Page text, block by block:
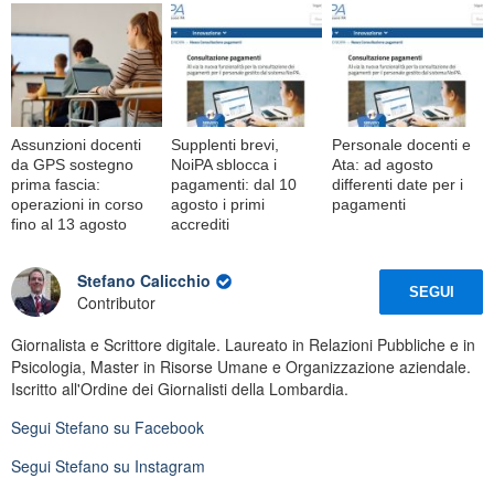
Assunzioni docenti
da GPS sostegno
prima fascia:
operazioni in corso
fino al 13 agosto
Supplenti brevi,
NoiPA sblocca i
pagamenti: dal 10
agosto i primi
accrediti
Personale docenti e
Ata: ad agosto
differenti date per i
pagamenti
Stefano Calicchio
Contributor
SEGUI
Giornalista e Scrittore digitale. Laureato in Relazioni Pubbliche e in
Psicologia, Master in Risorse Umane e Organizzazione aziendale.
Iscritto all'Ordine dei Giornalisti della Lombardia.
Segui Stefano su Facebook
Segui Stefano su Instagram